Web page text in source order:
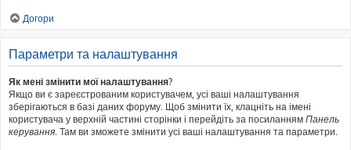
Догори
Параметри та налаштування
Як мені змінити мої налаштування?
Якщо ви є зареєстрованим користувачем, усі ваші налаштування
зберігаються в базі даних форуму. Щоб змінити їх, клацніть на імені
користувача у верхній частині сторінки і перейдіть за посиланням Панель
керування. Там ви зможете змінити усі ваші налаштування та параметри.